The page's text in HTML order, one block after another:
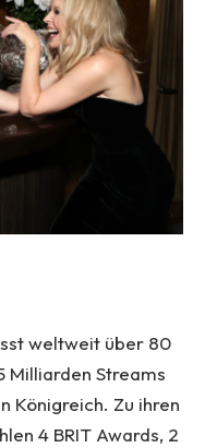
weltweit über 80
Milliarden Streams
Königreich. Zu ihren
4 BRIT Awards, 2